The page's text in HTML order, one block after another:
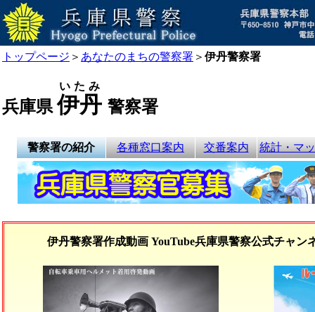
トップページ ＞ あなたのまちの警察署 ＞ 伊丹警察署
兵庫県伊丹
いたみ
警察署
警察署の紹介 各種窓口案内 交番案内 統計・マ
伊丹警察署作成動画 YouTube兵庫県警察公式チャン